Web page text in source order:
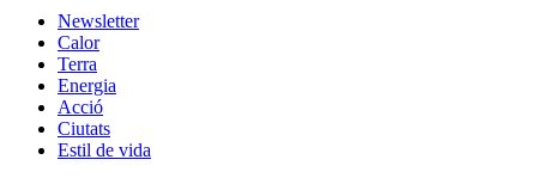
Newsletter
Calor
Terra
Energia
Acció
Ciutats
Estil de vida